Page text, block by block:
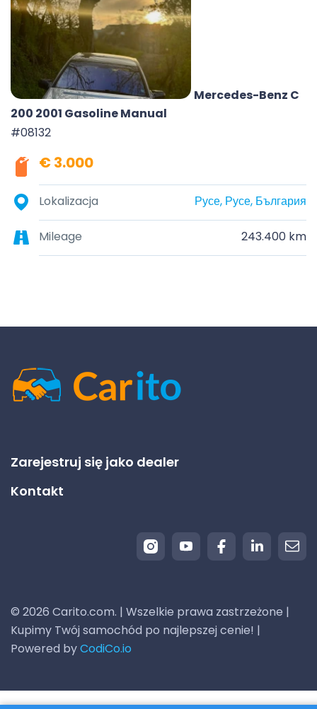
Mercedes-Benz C
200 2001 Gasoline Manual
#08132
€ 3.000
Lokalizacja Русе, Русе, България
Mileage 243.400 km
Zarejestruj się jako dealer
Kontakt
© 2026 Carito.com. | Wszelkie prawa zastrzeżone |
Kupimy Twój samochód po najlepszej cenie! |
Powered byCodiCo.io